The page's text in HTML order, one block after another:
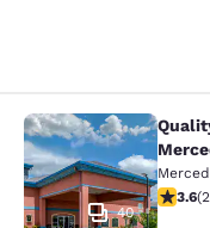
Quality Inn
40
3.6(